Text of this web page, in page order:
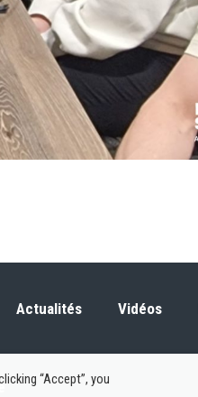
Actualités Vidéos
“Accept”, you